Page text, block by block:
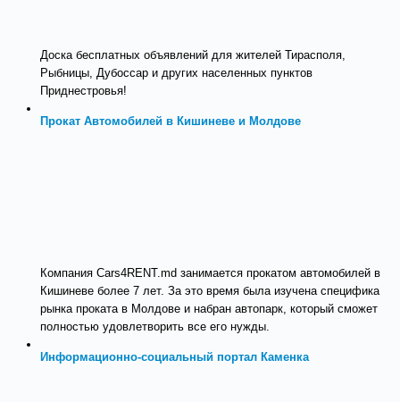
Доска бесплатных объявлений для жителей Тирасполя,
Рыбницы, Дубоссар и других населенных пунктов
Приднестровья!
Прокат Автомобилей в Кишиневе и Молдове
Компания Cars4RENT.md занимается прокатом автомобилей в
Кишиневе более 7 лет. За это время была изучена специфика
рынка проката в Молдове и набран автопарк, который сможет
полностью удовлетворить все его нужды.
Информационно-социальный портал Каменка